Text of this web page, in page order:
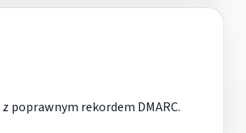
z poprawnym rekordem DMARC.